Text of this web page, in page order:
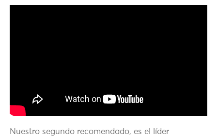
Nuestro segundo recomendado, es el líder